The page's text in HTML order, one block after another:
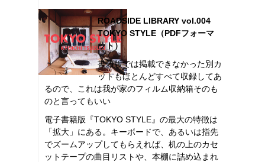
ROADSIDE LIBRARY vol.004
TOKYO STYLE（PDFフォーマ
ット）
書籍版では掲載できなかった別カ
ットもほとんどすべて収録してあ
るので、これは我が家のフィルム収納箱そのも
のと言ってもいい
電子書籍版『TOKYO STYLE』の最大の特徴は
「拡大」にある。キーボードで、あるいは指先
でズームアップしてもらえれば、机の上のカセ
ットテープの曲目リストや、本棚に詰め込まれ